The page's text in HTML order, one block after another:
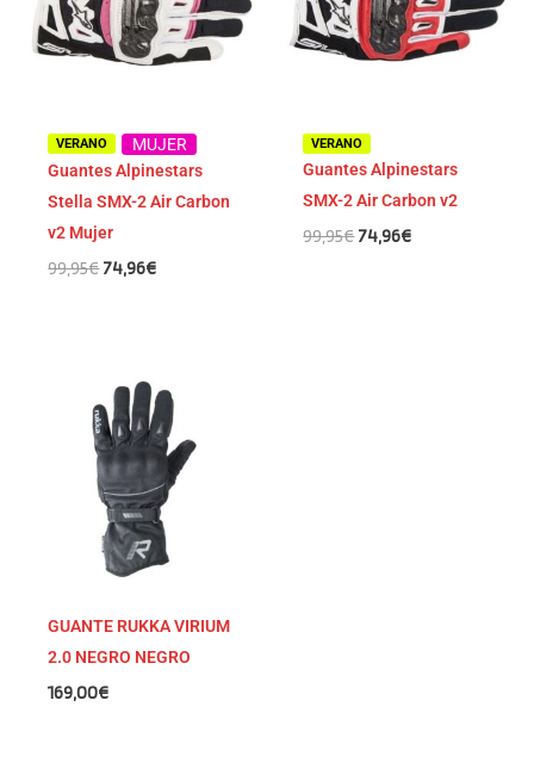
VERANO
MUJER
Guantes Alpinestars
Stella SMX-2 Air Carbon
v2 Mujer
99,95€74,96€
VERANO
Guantes Alpinestars
SMX-2 Air Carbon v2
99,95€74,96€
GUANTE RUKKA VIRIUM
2.0 NEGRO NEGRO
169,00€